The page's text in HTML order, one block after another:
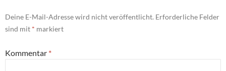
Deine E-Mail-Adresse wird nicht veröffentlicht. Erforderliche Felder
sind mit * markiert
Kommentar *